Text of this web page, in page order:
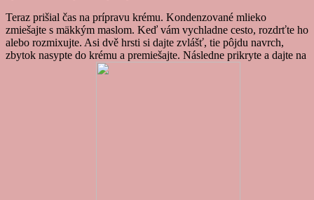
Teraz prišial čas na prípravu krému. Kondenzované mlieko
zmiešajte s mäkkým maslom. Keď vám vychladne cesto, rozdrťte ho
alebo rozmixujte. Asi dvě hrsti si dajte zvlášť, tie pôjdu navrch,
zbytok nasypte do krému a premiešajte. Následne prikryte a dajte na